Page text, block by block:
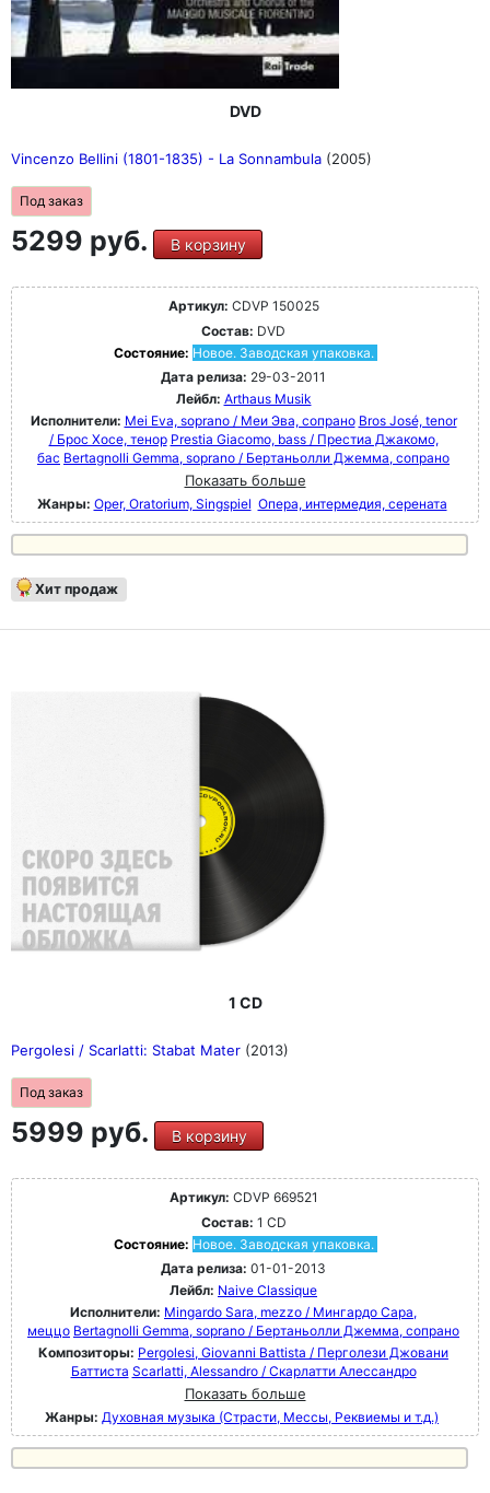
DVD
Vincenzo Bellini (1801-1835) - La Sonnambula (2005)
Под заказ
5299 руб. В корзину
Артикул: CDVP 150025
Состав: DVD
Состояние: Новое. Заводская упаковка.
Дата релиза: 29-03-2011
Лейбл: Arthaus Musik
Исполнители: Mei Eva, soprano / Меи Эва, сопрано Bros José, tenor
/ Брос Хосе, тенор Prestia Giacomo, bass / Престиа Джакомо,
бас Bertagnolli Gemma, soprano / Бертаньолли Джемма, сопрано
Показать больше
Жанры: Oper, Oratorium, Singspiel Опера, интермедия, серената
Хит продаж
1 CD
Pergolesi / Scarlatti: Stabat Mater (2013)
Под заказ
5999 руб. В корзину
Артикул: CDVP 669521
Состав: 1 CD
Состояние: Новое. Заводская упаковка.
Дата релиза: 01-01-2013
Лейбл: Naive Classique
Исполнители: Mingardo Sara, mezzo / Мингардо Сара,
меццо Bertagnolli Gemma, soprano / Бертаньолли Джемма, сопрано
Композиторы: Pergolesi, Giovanni Battista / Перголези Джовани
Баттиста Scarlatti, Alessandro / Скарлатти Алессандро
Показать больше
Жанры: Духовная музыка (Страсти, Мессы, Реквиемы и т.д.)